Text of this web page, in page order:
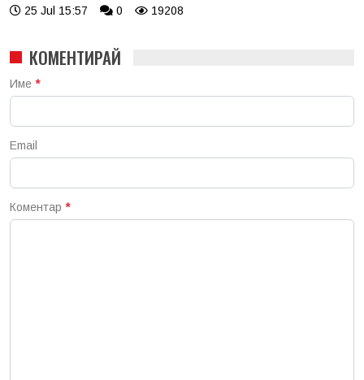
25 Jul 15:57 0 19208
КОМЕНТИРАЙ
Име *
Email
Коментар *